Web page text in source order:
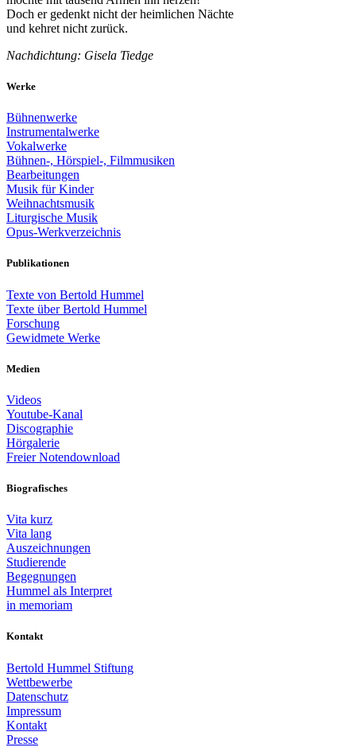
Doch er gedenkt nicht der heimlichen Nächte
und kehret nicht zurück.
Nachdichtung: Gisela Tiedge
Werke
Bühnenwerke
Instrumentalwerke
Vokalwerke
Bühnen-, Hörspiel-, Filmmusiken
Bearbeitungen
Musik für Kinder
Weihnachtsmusik
Liturgische Musik
Opus-Werkverzeichnis
Publikationen
Texte von Bertold Hummel
Texte über Bertold Hummel
Forschung
Gewidmete Werke
Medien
Videos
Youtube-Kanal
Discographie
Hörgalerie
Freier Notendownload
Biografisches
Vita kurz
Vita lang
Auszeichnungen
Studierende
Begegnungen
Hummel als Interpret
in memoriam
Kontakt
Bertold Hummel Stiftung
Wettbewerbe
Datenschutz
Impressum
Kontakt
Presse